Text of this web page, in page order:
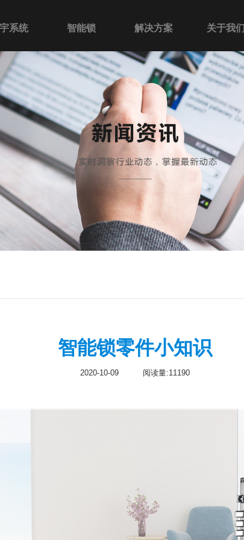
系统 智能锁 解决方案 关于我们
智能锁零件小知识
2020-10-09 阅读量:11190